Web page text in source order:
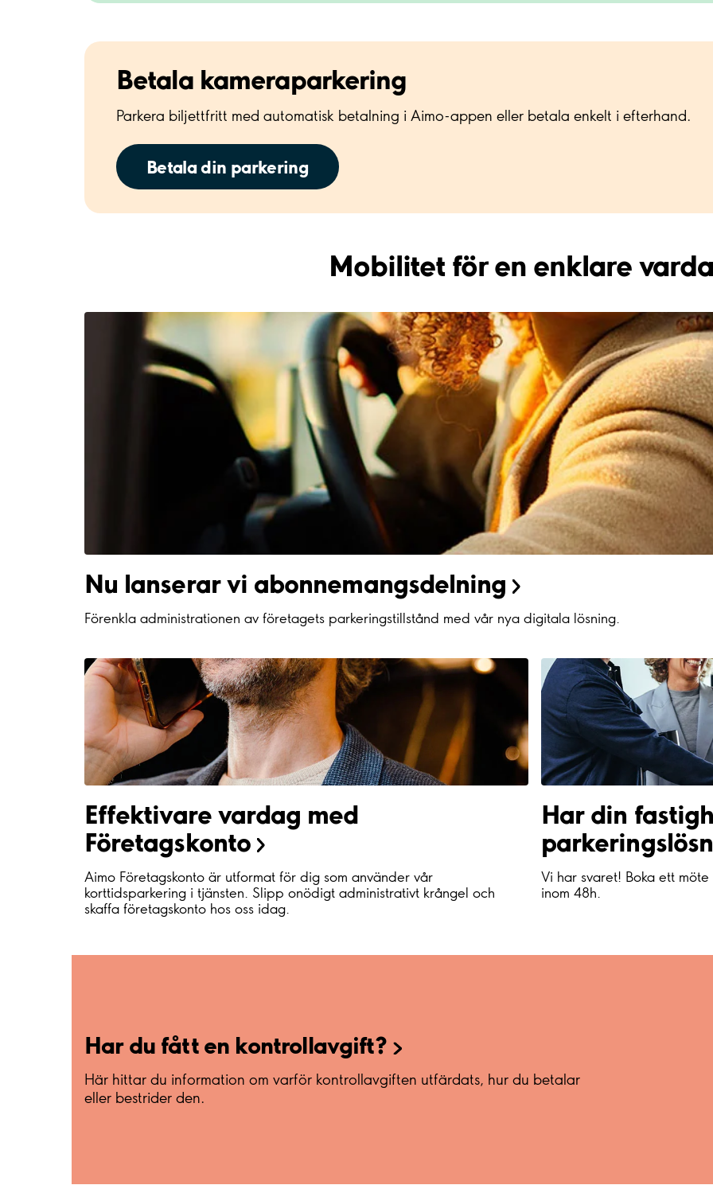
Betala kameraparkering
Parkera biljettfritt med automatisk betalning i Aimo-appen eller betala enkelt i efterhand.
Betala din parkering
Mobilitet för en enklare
Nu lanserar vi abonnemangsdelning
Förenkla administrationen av företagets parkeringstillstånd med vår nya digitala lösning.
Effektivare vardag med
Företagskonto
Aimo Företagskonto är utformat för dig som använder vår
korttidsparkering i tjänsten. Slipp onödigt administrativt krångel och
skaffa företagskonto hos oss idag.
Har din
Vi har svaret! Boka ett
inom 48h.
Har du fått en kontrollavgift?
Här hittar du information om varför kontrollavgiften utfärdats, hur du betalar
eller bestrider den.